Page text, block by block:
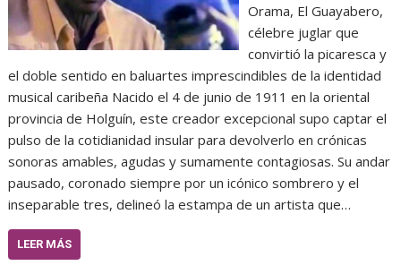
Orama, El Guayabero,
célebre juglar que
convirtió la picaresca y
el doble sentido en baluartes imprescindibles de la identidad
musical caribeña Nacido el 4 de junio de 1911 en la oriental
provincia de Holguín, este creador excepcional supo captar el
pulso de la cotidianidad insular para devolverlo en crónicas
sonoras amables, agudas y sumamente contagiosas. Su andar
pausado, coronado siempre por un icónico sombrero y el
inseparable tres, delineó la estampa de un artista que…
LEER MÁS